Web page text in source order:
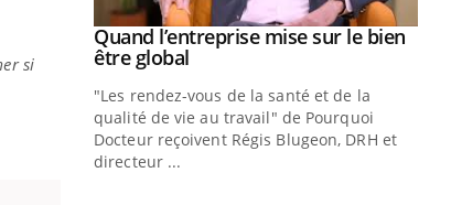
si
Youtube
votre
Youtube
Quand l’entreprise mise sur le bien
être globalYoutube
"Les rendez-vous de la santé et de la
qualité de vie au travail" de Pourquoi
Docteur reçoivent Régis Blugeon, DRH et
directeur ...